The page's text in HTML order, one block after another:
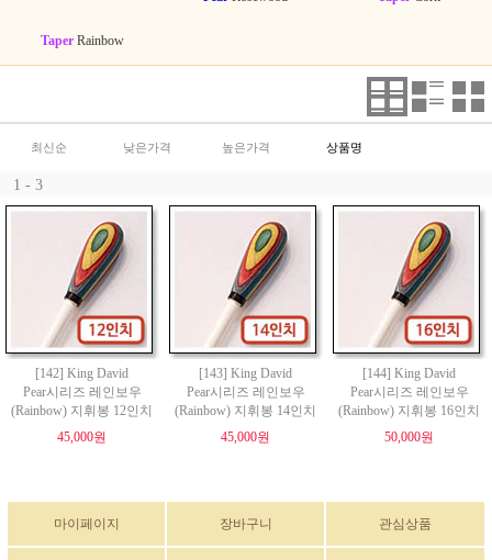
TaperRainbow
최신순 낮은가격 높은가격 상품명
1 - 3
[142] King David
Pear시리즈 레인보우
(Rainbow) 지휘봉 12인치
45,000원
[143] King David
Pear시리즈 레인보우
(Rainbow) 지휘봉 14인치
45,000원
[144] King David
Pear시리즈 레인보우
(Rainbow) 지휘봉 16인치
50,000원
마이페이지 장바구니 관심상품